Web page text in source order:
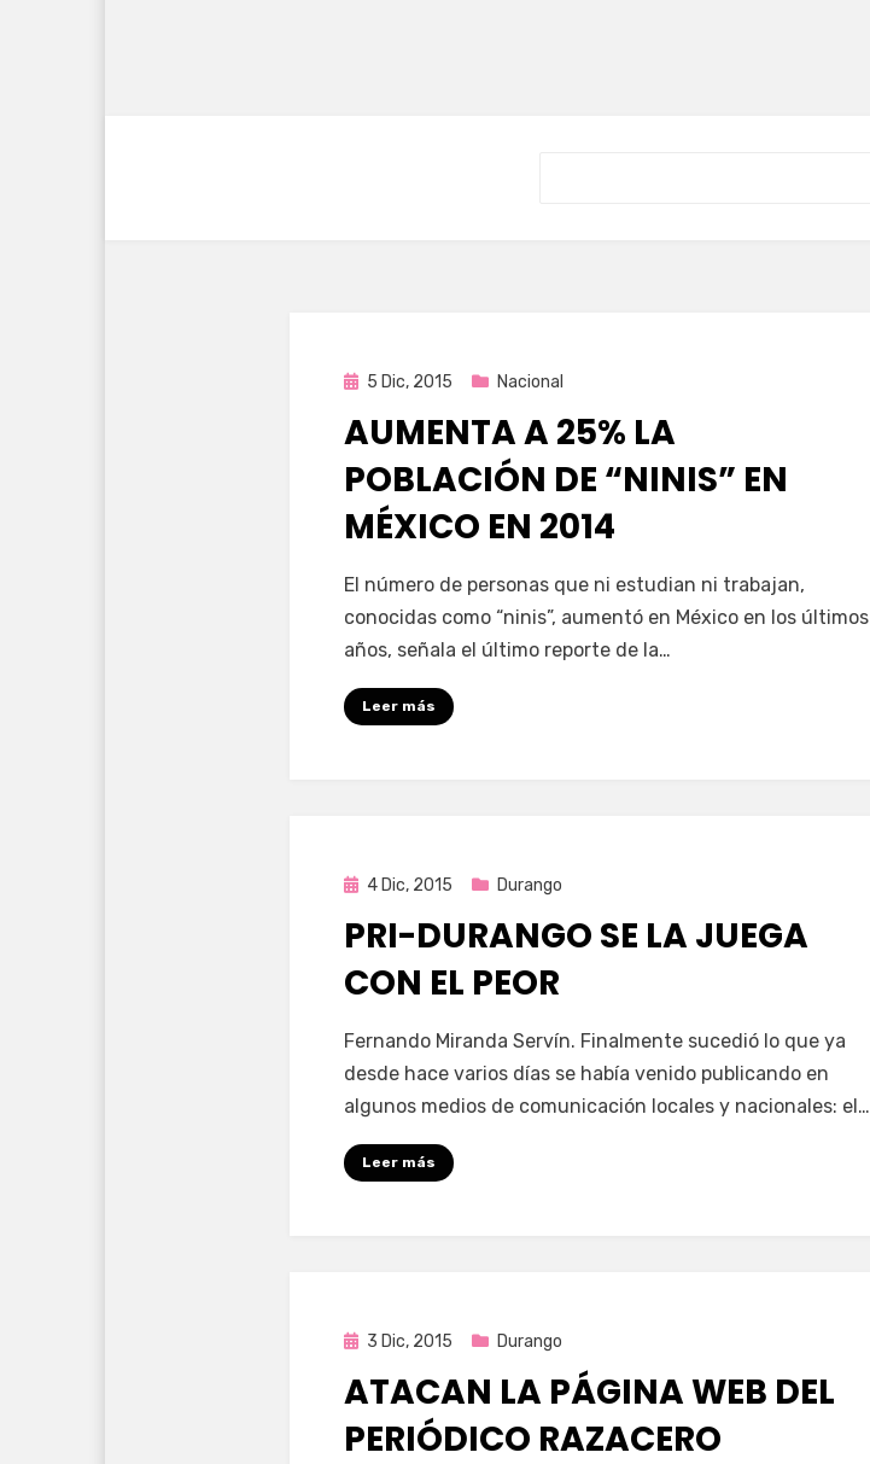
Publicada
5 Dic, 2015 Nacional
AUMENTA A 25% LA
POBLACIÓN DE “NINIS” EN
MÉXICO EN 2014
porEnrique
El número de personas que ni estudian ni trabajan,
conocidas como “ninis”, aumentó en México en los últimos
años, señala el último reporte de la…
Leer más
Publicada
4 Dic, 2015 Durango
PRI-DURANGO SE LA JUEGA
CON EL PEOR
porEnrique
Fernando Miranda Servín. Finalmente sucedió lo que ya
desde hace varios días se había venido publicando en
algunos medios de comunicación locales y nacionales: el…
Leer más
Publicada
3 Dic, 2015 Durango
ATACAN LA PÁGINA WEB DEL
PERIÓDICO RAZACERO